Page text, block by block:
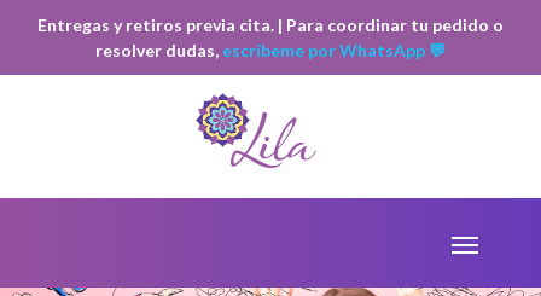
Entregas y retiros previa cita. | Para coordinar tu pedido o
resolver dudas, escríbeme por WhatsApp 💬